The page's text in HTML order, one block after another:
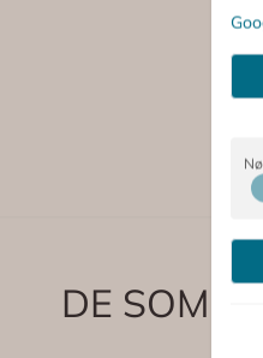
DE SOM